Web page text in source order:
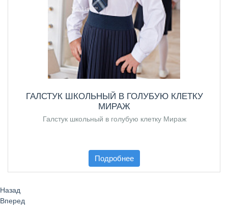
ГАЛСТУК ШКОЛЬНЫЙ В ГОЛУБУЮ КЛЕТКУ
МИРАЖ
Галстук школьный в голубую клетку Мираж
Подробнее
Назад
Вперед